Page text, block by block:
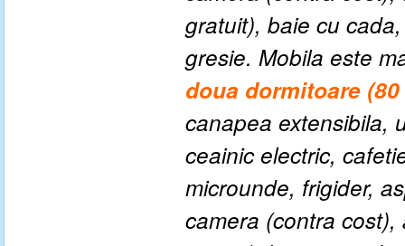
gratuit), baie cu
gresie. Mobila este
doua dormitoare
canapea extensibila,
ceainic electric,
microunde, frigider,
camera (contra